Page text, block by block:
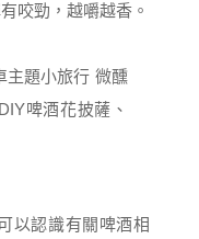
咬勁，越嚼越香。
以認識有關啤酒相